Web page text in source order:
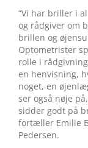
“Vi har briller i
og rådgiver om
brillen og
Optometrister
rolle i
en henvisning,
noget, en
ser også nøje
sidder godt på
fortæller Emilie
Pedersen.